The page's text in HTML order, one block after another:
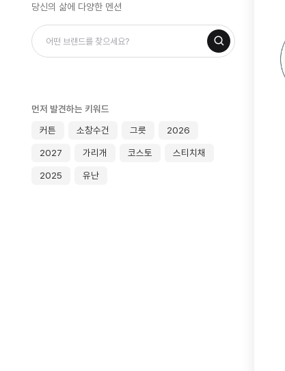
당신의 삶에 다양한 멘션
먼저 발견하는 키워드
커튼
소창수건 그릇 2026
2027 가리개 코스토 스티치채
2025 유난